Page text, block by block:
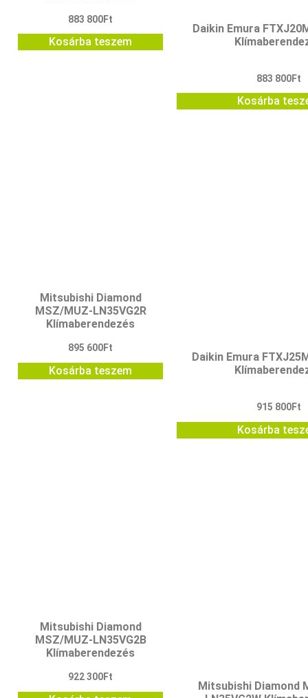
883 800Ft
Kosárba teszem
Daikin Emura
883 800Ft
Kosárba
Mitsubishi Diamond
MSZ/MUZ-LN35VG2R
Klímaberendezés
895 600Ft
Kosárba teszem
Daikin Emura
915 800Ft
Kosárba
Mitsubishi Diamond
MSZ/MUZ-LN35VG2B
Klímaberendezés
922 300Ft
Mitsubishi Diamond